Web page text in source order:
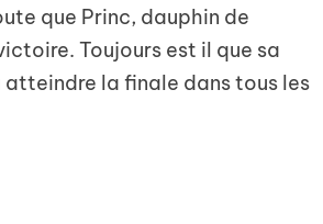
que Princ, dauphin de
Toujours est il que sa
la finale dans tous les